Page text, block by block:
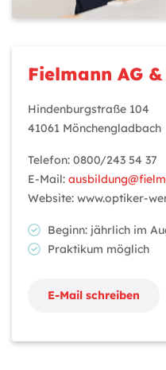
Fielmann AG &
Hindenburgstraße 104
41061 Mönchengladbach
Telefon: 0800/243 54 37
E-Mail:
Website: www.optiker-
Beginn: jährlich im
Praktikum möglich
E-Mail schreiben